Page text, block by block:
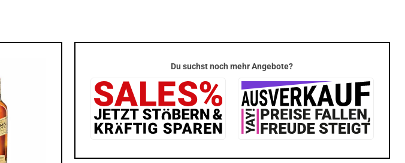
Du suchst noch mehr Angebote?